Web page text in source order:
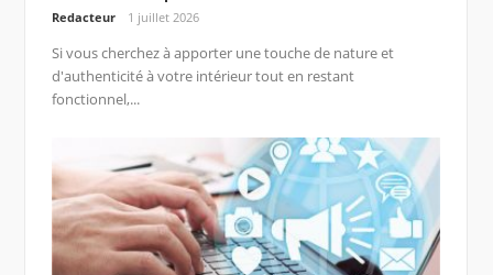
Redacteur 1 juillet 2026
Si vous cherchez à apporter une touche de nature et
d'authenticité à votre intérieur tout en restant
fonctionnel,...